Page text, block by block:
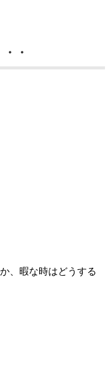
・
、暇な時はどうする